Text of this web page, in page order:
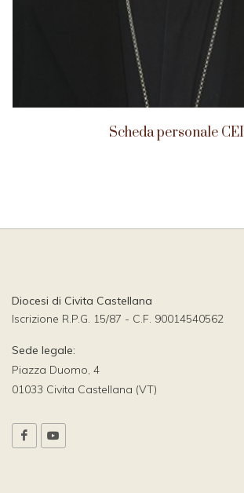
Scheda personale CEI
Diocesi di Civita Castellana
Iscrizione R.P.G. 15/87 - C.F. 90014540562
Sede legale:
Piazza Duomo, 4
01033 Civita Castellana (VT)